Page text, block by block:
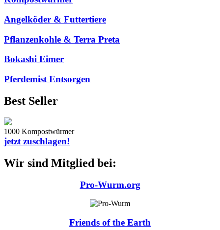
Angelköder & Futtertiere
Pflanzenkohle & Terra Preta
Bokashi Eimer
Pferdemist Entsorgen
Best Seller
1000 Kompostwürmer
jetzt zuschlagen!
Wir sind Mitglied bei:
Pro-Wurm.org
Friends of the Earth